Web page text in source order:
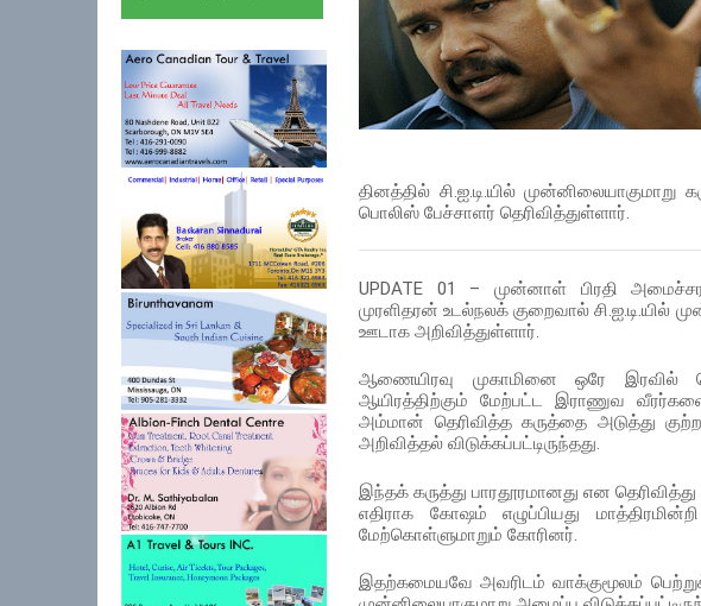
தினத்தில் சி.ஐ.டி.யில்
பொலிஸ் பேச்சாளர் தெரிவித்துள்ளார்.
UPDATE 01 – முன்னாள் பிரதி
முரளிதரன் உடல்நலக் குறைவால் சி.ஐ.டி.யில்
ஊடாக அறிவித்துள்ளார்.
ஆணையிரவு முகாமினை ஒரே இரவில்
ஆயிரத்திற்கும் மேற்பட்ட இராணுவ
அம்மான் தெரிவித்த கருத்தை அடுத்து
அறிவித்தல் விடுக்கப்பட்டிருந்தது.
இந்தக் கருத்து பாரதூரமானது என
எதிராக கோஷம் எழுப்பியது
மேற்கொள்ளுமாறும் கோரினர்.
இதற்கமையவே அவரிடம் வாக்குமூலம்